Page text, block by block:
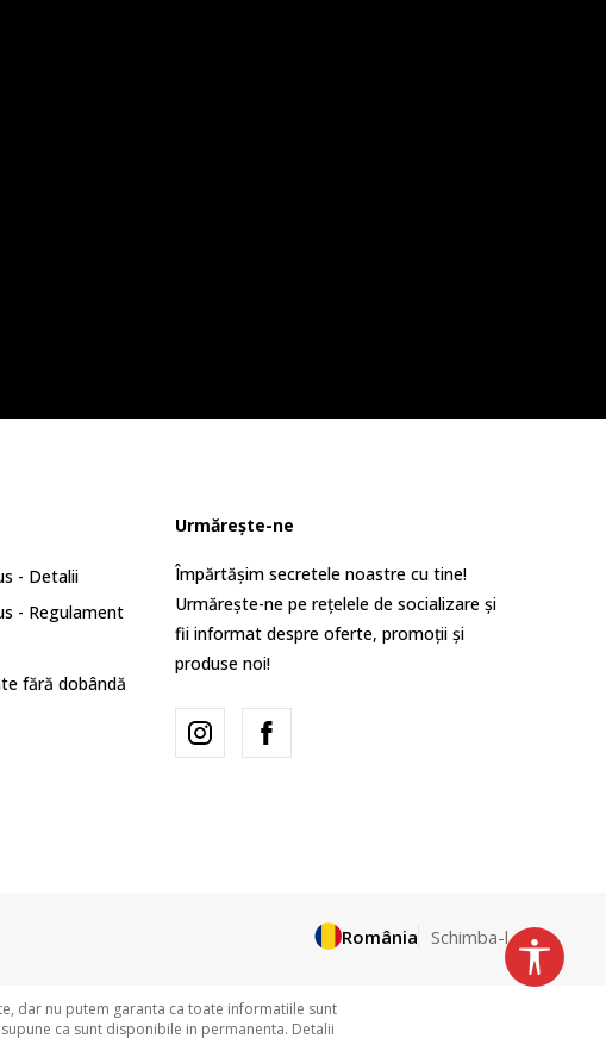
- Detalii
- Regulament
fără dobândă
Urmărește-ne
Împărtășim secretele noastre cu tine!
Urmărește-ne pe rețelele de socializare și
fii informat despre oferte, promoții și
produse noi!
România Schimba-l
dar nu putem garanta ca toate informatiile sunt
ca sunt disponibile in permanenta. Detalii